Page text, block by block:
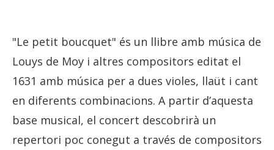
"Le petit boucquet" és un llibre amb música de
Louys de Moy i altres compositors editat el
1631 amb música per a dues violes, llaüt i cant
en diferents combinacions. A partir d’aquesta
base musical, el concert descobrirà un
repertori poc conegut a través de compositors